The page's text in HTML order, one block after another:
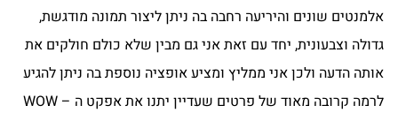
אלמנטים שונים והיריעה רחבה בה ניתן ליצור תמונה מודגשת,
גדולה וצבעונית, יחד עם זאת אני גם מבין שלא כולם חולקים את
אותה הדעה ולכן אני ממליץ ומציע אופציה נוספת בה ניתן להגיע
לרמה קרובה מאוד של פרטים שעדיין יתנו את אפקט ה – WOW